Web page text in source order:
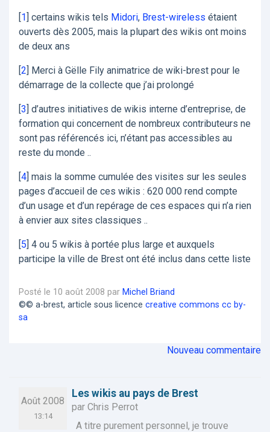
1 certains wikis tels Midori, Brest-wireless étaient
ouverts dès 2005, mais la plupart des wikis ont moins
de deux ans
2
Merci à Gëlle Fily animatrice de wiki-brest pour le
démarrage de la collecte que j’ai prolongé
3 d’autres initiatives de wikis interne d’entreprise, de
formation qui concernent de nombreux contributeurs ne
sont pas référencés ici, n’étant pas accessibles au
reste du monde ..
4 mais la somme cumulée des visites sur les seules
pages d’accueil de ces wikis : 620 000 rend compte
d’un usage et d’un repérage de ces espaces qui n’a rien
à envier aux sites classiques ..
5 4 ou 5 wikis à portée plus large et auxquels
participe la ville de Brest ont été inclus dans cette liste
Posté le 10 août 2008 par Michel Briand
©© a-brest, article sous licence creative commons cc by-
sa
Nouveau commentaire
Août 2008
13:14
Les wikis au pays de Brest
par Chris Perrot
A titre purement personnel, je trouve